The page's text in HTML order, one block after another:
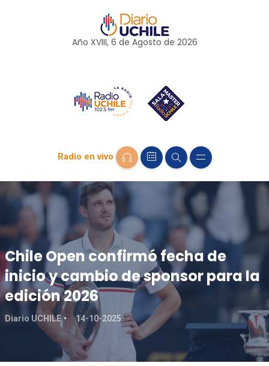
Año XVIII, 6 de Agosto de 2026
Radio en vivo
Chile Open confirmó fecha de
inicio y cambio de sponsor para la
edición 2026
Diario UCHILE 14-10-2025